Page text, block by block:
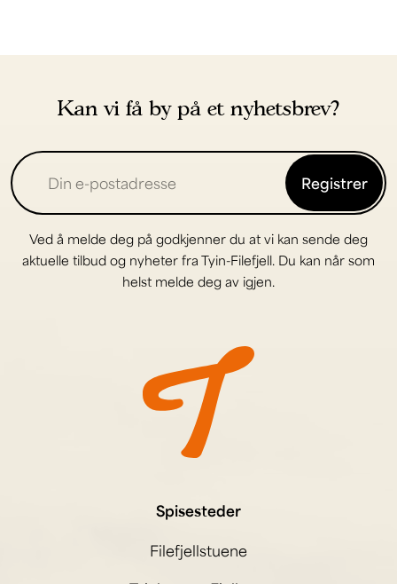
Kan vi få by på et nyhetsbrev?
Registrer
Ved å melde deg på godkjenner du at vi kan sende deg
aktuelle tilbud og nyheter fra Tyin-Filefjell. Du kan når som
helst melde deg av igjen.
Spisesteder
Filefjellstuene